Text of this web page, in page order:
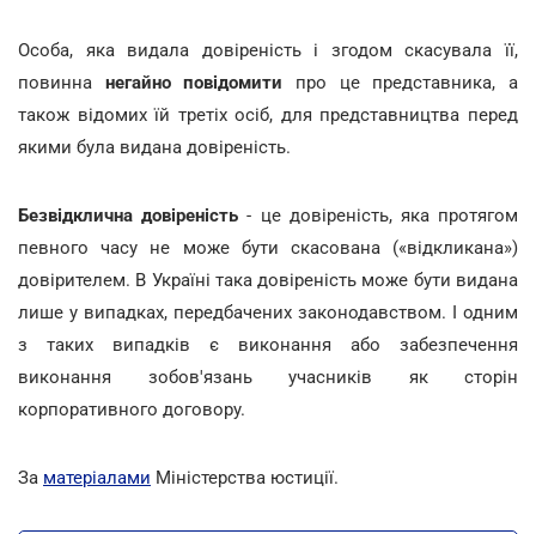
Особа, яка видала довіреність і згодом скасувала її,
повинна негайно повідомити про це представника, а
також відомих їй третіх осіб, для представництва перед
якими була видана довіреність.
Безвідклична довіреність - це довіреність, яка протягом
певного часу не може бути скасована («відкликана»)
довірителем. В Україні така довіреність може бути видана
лише у випадках, передбачених законодавством. І одним
з таких випадків є виконання або забезпечення
виконання зобов'язань учасників як сторін
корпоративного договору.
За матеріалами Міністерства юстиції.